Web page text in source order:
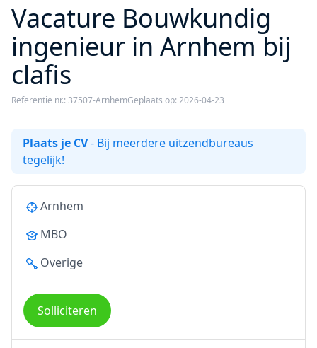
Vacature Bouwkundig
ingenieur in Arnhem bij
clafis
Referentie nr.: 37507-ArnhemGeplaats op: 2026-04-23
Plaats je CV- Bij meerdere uitzendbureaus
tegelijk!
Arnhem
MBO
Overige
Solliciteren